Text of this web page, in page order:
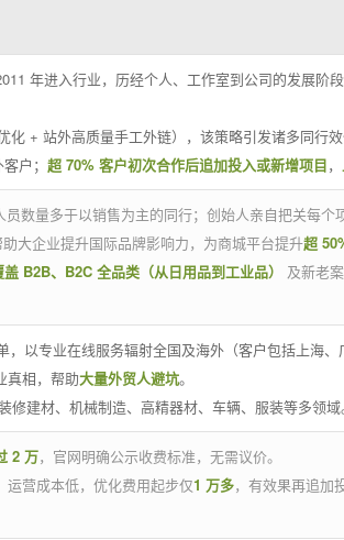
年进入行业，历经个人、工作室到公司的发展阶
化 + 站外高质量手工外链），该策略引发诸多同行
户； 超 70% 客户初次合作后追加投入或新增项目，
数量多于以销售为主的同行；创始人亲自把关每个
助大企业提升国际品牌影响力，为商城平台提升超
盖 B2B、B2C 全品类（从日用品到工业品）
及新老
以专业在线服务辐射全国及海外（客户包括上海
真相，帮助大量外贸人避坑。
建材、机械制造、高精器材、车辆、服装等多领域
2 万，官网明确公示收费标准，无需议价。
运营成本低，优化费用起步仅1 万多，有效果再追加